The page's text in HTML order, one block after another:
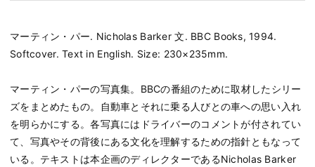
マーティン・パー. Nicholas Barker 文. BBC Books, 1994.
Softcover. Text in English. Size: 230×235mm.
マーティン・パーの写真集。BBCの番組のために取材したシリー
ズをまとめたもの。自動車とそれに乗る人びとの車への思い入れ
を明らかにする。各写真にはドライバーのコメントが付されてい
て、写真やその背後にある文化を理解するための指針ともなって
いる。テキストは本企画のディレクターであるNicholas Barker